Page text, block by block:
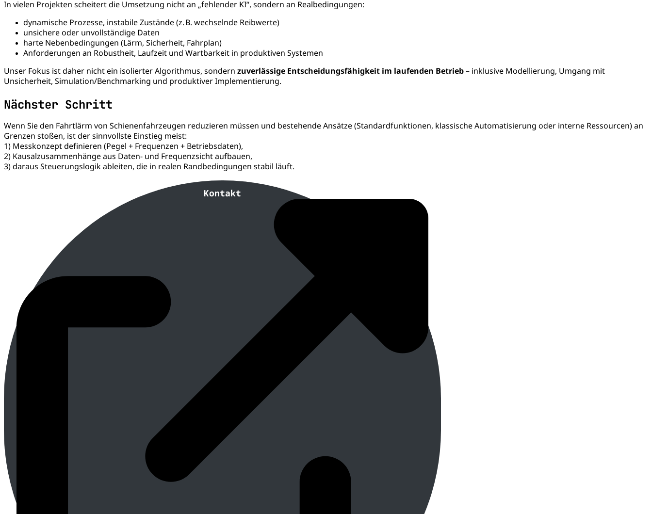
In vielen Projekten scheitert die Umsetzung nicht an „fehlender KI“, sondern an Realbedingungen:
dynamische Prozesse, instabile Zustände (z. B. wechselnde Reibwerte)
unsichere oder unvollständige Daten
harte Nebenbedingungen (Lärm, Sicherheit, Fahrplan)
Anforderungen an Robustheit, Laufzeit und Wartbarkeit in produktiven Systemen
Unser Fokus ist daher nicht ein isolierter Algorithmus, sondern zuverlässige Entscheidungsfähigkeit im laufenden Betrieb– inklusive Modellierung, Umgang mit
Unsicherheit, Simulation/Benchmarking und produktiver Implementierung.
Nächster Schritt
Wenn Sie den Fahrtlärm von Schienenfahrzeugen reduzieren müssen und bestehende Ansätze (Standardfunktionen, klassische Automatisierung oder interne Ressourcen) an
Grenzen stoßen, ist der sinnvollste Einstieg meist:
1) Messkonzept definieren (Pegel + Frequenzen + Betriebsdaten),
2) Kausalzusammenhänge aus Daten- und Frequenzsicht aufbauen,
3) daraus Steuerungslogik ableiten, die in realen Randbedingungen stabil läuft.
Kontakt